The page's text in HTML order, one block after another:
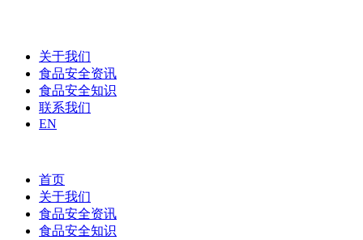
关于我们
食品安全资讯
食品安全知识
联系我们
EN
首页
关于我们
食品安全资讯
食品安全知识